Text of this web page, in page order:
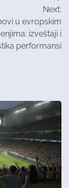
Next:
u evropskim
izveštaji i
performansi